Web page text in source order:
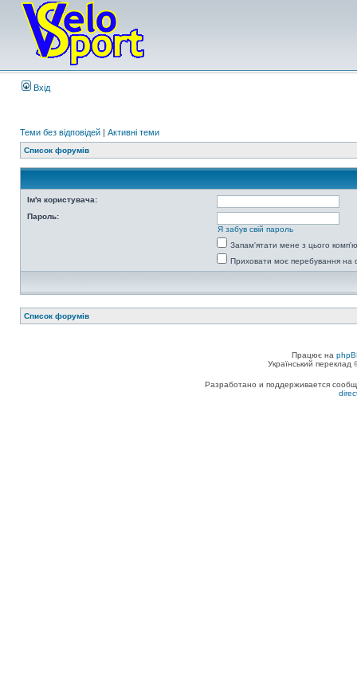
Вхід
Теми без відповідей | Активні теми
Список форумів
Ім'я користувача:
Пароль:
Я забув свій пароль
Запам'ятати мене з цього
Приховати моє перебування на
Список форумів
Працює на
Український
Разработано и поддерживается